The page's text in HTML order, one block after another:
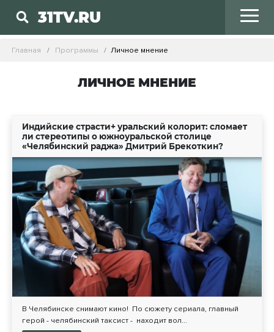
31TV.RU
Главная Программы Личное мнение
ЛИЧНОЕ МНЕНИЕ
Индийские страсти+ уральский колорит: сломает
ли стереотипы о южноуральской столице
«Челябинский раджа» Дмитрий Брекоткин?
В Челябинске снимают кино! По сюжету сериала, главный
герой - челябинский таксист - находит вол...